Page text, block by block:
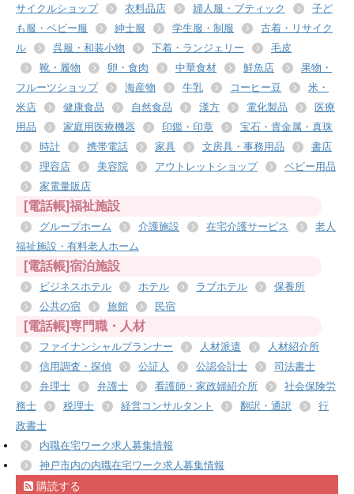
サイクルショップ
衣料品店 婦人服・ブティック
子ど
も服・ベビー服
紳士服 学生服・制服
古着・リサイク
ル
呉服・和装小物 下着・ランジェリー
毛皮
靴・履物
卵・食肉 中華食材 鮮魚店
果物・
フルーツショップ
海産物 牛乳 コーヒー豆
米・
米店
健康食品 自然食品 漢方 電化製品
医療
用品
家庭用医療機器 印鑑・印章
宝石・貴金属・真珠
時計
携帯電話 家具 文房具・事務用品
書店
理容店
美容院 アウトレットショップ
ベビー用品
家電量販店
[電話帳]福祉施設
グループホーム 介護施設 在宅介護サービス
老人
福祉施設・有料老人ホーム
[電話帳]宿泊施設
ビジネスホテル ホテル ラブホテル
保養所
公共の宿
旅館 民宿
[電話帳]専門職・人材
ファイナンシャルプランナー 人材派遣
人材紹介所
信用調査・探偵
公証人 公認会計士
司法書士
弁理士
弁護士 看護師・家政婦紹介所
社会保険労
務士
税理士 経営コンサルタント 翻訳・通訳
行
政書士
内職在宅ワーク求人募集情報
神戸市内の内職在宅ワーク求人募集情報
購読する